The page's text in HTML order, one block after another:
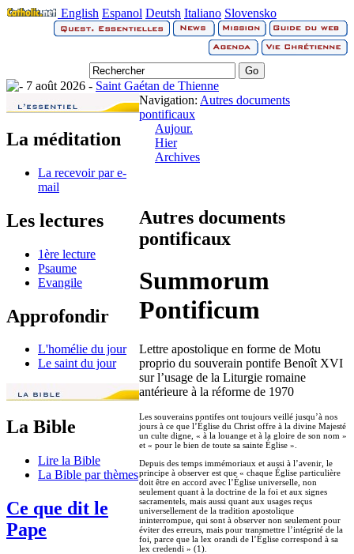
English Espanol Deutsh Italiano Slovensko
7 août 2026 - Saint Gaétan de Thienne
La méditation
La recevoir par e-
mail
Les lectures
1ère lecture
Psaume
Evangile
Approfondir
L'homélie du jour
Le saint du jour
La Bible
Lire la Bible
La Bible par thèmes
Ce que dit le
Pape
Navigation: Autres documents
pontificaux
Aujour.
Hier
Archives
Autres documents
pontificaux
Summorum
Pontificum
Lettre apostolique en forme de Motu
proprio du souverain pontife Benoît XVI
sur l’usage de la Liturgie romaine
antérieure à la réforme de 1970
Les souverains pontifes ont toujours veillé jusqu’à nos
jours à ce que l’Église du Christ offre à la divine Majesté
un culte digne, « à la louange et à la gloire de son nom »
et « pour le bien de toute sa sainte Église ».
Depuis des temps immémoriaux et aussi à l’avenir, le
principe à observer est que « chaque Église particulière
doit être en accord avec l’Église universelle, non
seulement quant à la doctrine de la foi et aux signes
sacramentels, mais aussi quant aux usages reçus
universellement de la tradition apostolique
ininterrompue, qui sont à observer non seulement pour
éviter des erreurs, mais pour transmettre l’intégrité de la
foi, parce que la lex orandi de l’Église correspond à sa
lex credendi » (1).